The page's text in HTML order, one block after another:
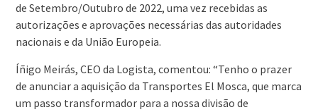
de Setembro/Outubro de 2022, uma vez recebidas as
autorizações e aprovações necessárias das autoridades
nacionais e da União Europeia.
Íñigo Meirás, CEO da Logista, comentou: “Tenho o prazer
de anunciar a aquisição da Transportes El Mosca, que marca
um passo transformador para a nossa divisão de